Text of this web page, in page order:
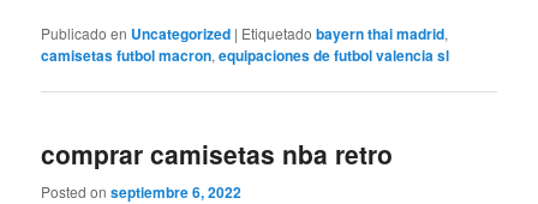
Publicado en Uncategorized | Etiquetado bayern thai madrid,
camisetas futbol macron,equipaciones de futbol valencia sl
comprar camisetas nba retro
Posted onseptiembre 6, 2022